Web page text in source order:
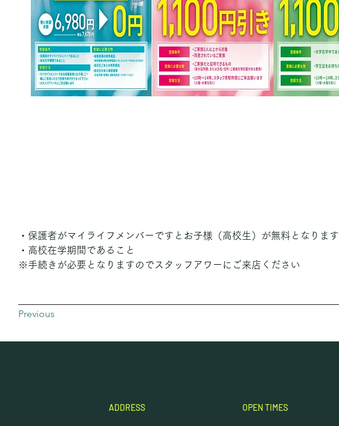
・保護者がマイライフメンバーですとお子様（高校生）が無料となります
・高校在学期間であること
※手続きが必要となりますのでスタッフアワーにご来店ください
Previous
ADDRESS OPEN TIMES